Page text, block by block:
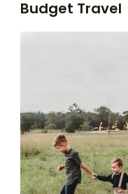
Budget Travel